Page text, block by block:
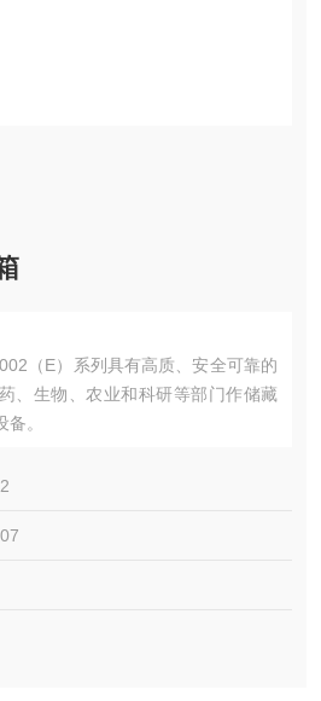
、生物、农业和科研等部门作储藏
。